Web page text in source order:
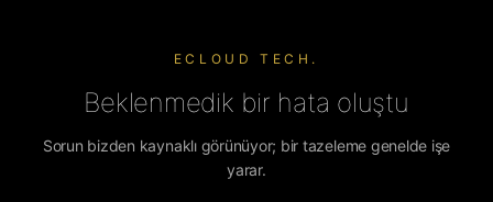
ECLOUD TECH.
Beklenmedik bir hata oluştu
Sorun bizden kaynaklı görünüyor; bir tazeleme genelde işe
yarar.